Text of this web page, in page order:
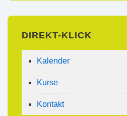
DIREKT-KLICK
Kalender
Kurse
Kontakt